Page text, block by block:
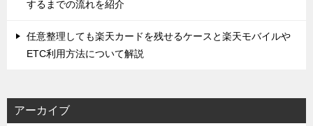
するまでの流れを紹介
任意整理しても楽天カードを残せるケースと楽天モバイルや
ETC利用方法について解説
アーカイブ